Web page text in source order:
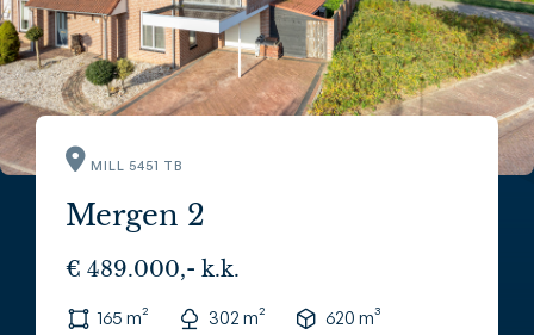
MILL 5451 TB
Mergen 2
€ 489.000,- k.k.
165 m² 302 m² 620 m³